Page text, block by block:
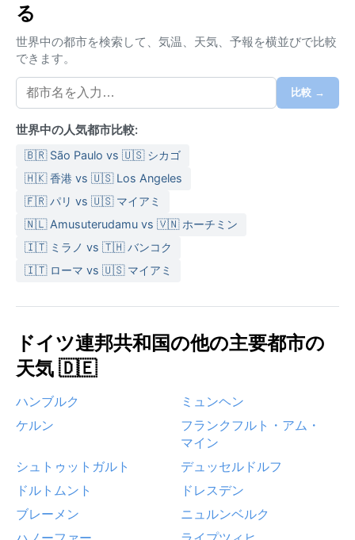
る
世界中の都市を検索して、気温、天気、予報を横並びで比較
できます。
比較 →
世界中の人気都市比較:
🇧🇷 São Paulo vs 🇺🇸 シカゴ
🇭🇰 香港 vs 🇺🇸 Los Angeles
🇫🇷 パリ vs 🇺🇸 マイアミ
🇳🇱 Amusuterudamu vs 🇻🇳 ホーチミン
🇮🇹 ミラノ vs 🇹🇭 バンコク
🇮🇹 ローマ vs 🇺🇸 マイアミ
ドイツ連邦共和国の他の主要都市の
天気 🇩🇪
ハンブルク
ミュンヘン
ケルン
フランクフルト・アム・
マイン
シュトゥットガルト
デュッセルドルフ
ドルトムント
ドレスデン
ブレーメン
ニュルンベルク